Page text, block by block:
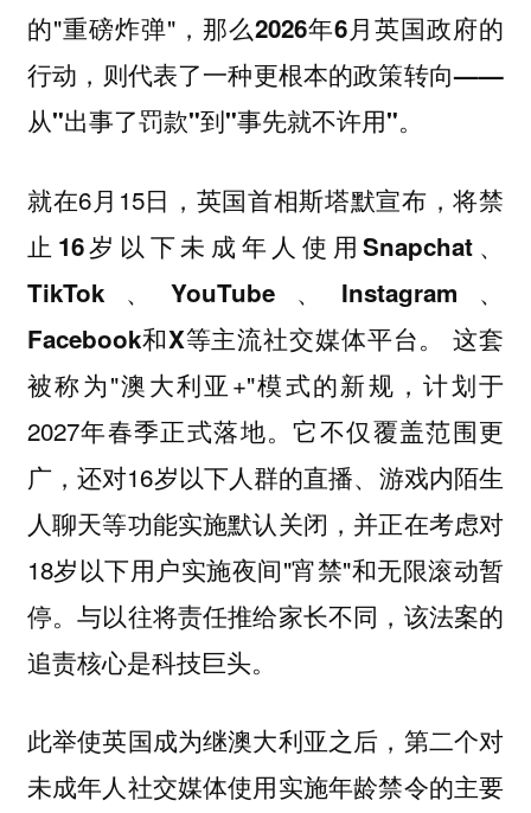
的"重磅炸弹"，那么2026年6月英国政府的
行动，则代表了一种更根本的政策转向——
从"出事了罚款"到"事先就不许用"。
就在6月15日， 英国首相斯塔默宣布，将禁
止16岁以下未成年人使用Snapchat、
TikTok、YouTube、Instagram、
Facebook和X等主流社交媒体平台。
这套
被称为"澳大利亚+"模式的新规，计划于
2027年春季正式落地。它不仅覆盖范围更
广，还对16岁以下人群的直播、游戏内陌生
人聊天等功能实施默认关闭，并正在考虑对
18岁以下用户实施夜间"宵禁"和无限滚动暂
停。与以往将责任推给家长不同，该法案的
追责核心是科技巨头。
此举使英国成为继澳大利亚之后，第二个对
未成年人社交媒体使用实施年龄禁令的主要